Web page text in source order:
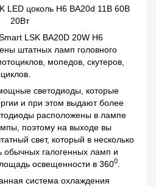
LED цоколь H6 BA20d 11В 60В
20Вт
LSK BA20D 20W H6
штатных ламп головного
мопедов, скутеров,
светодиоды, которые
и при этом выдают более
расположены в лампе
поэтому на выходе вы
свет, который в несколько
обычных галогенных ламп и
освещенности в 3600
система охлаждения